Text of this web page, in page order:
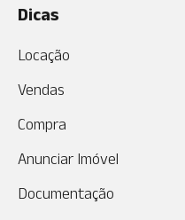
Dicas
Locação
Vendas
Compra
Anunciar Imóvel
Documentação